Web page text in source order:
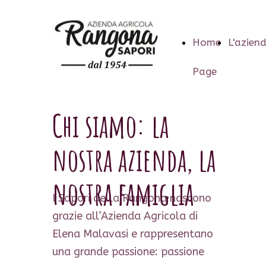
Home
Page
Chi siamo: la
nostra azienda, la
nostra famiglia
I Sapori della Rangona nascono
grazie all’Azienda Agricola di
Elena Malavasi e rappresentano
una grande passione: passione